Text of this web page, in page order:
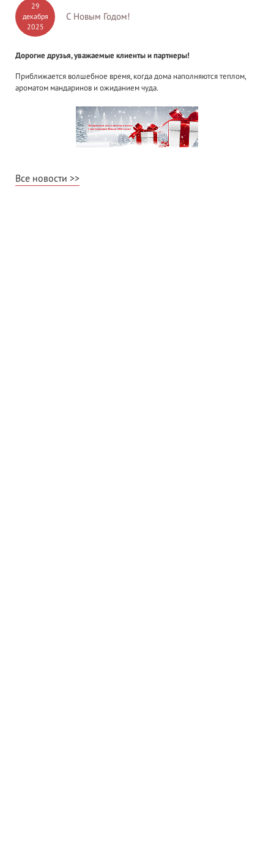
29
декабря
2025
С Новым Годом!
Дорогие друзья, уважаемые клиенты и партнеры!
Приближается волшебное время, когда дома наполняются теплом,
ароматом мандаринов и ожиданием чуда.
Все новости